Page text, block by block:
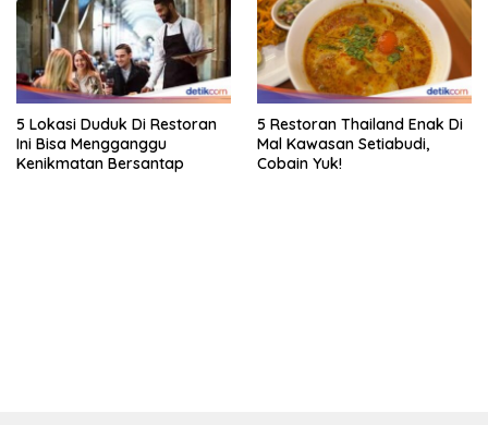
5 Lokasi Duduk Di Restoran
Ini Bisa Mengganggu
Kenikmatan Bersantap
5 Restoran Thailand Enak Di
Mal Kawasan Setiabudi,
Cobain Yuk!